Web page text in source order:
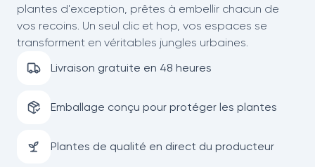
plantes d'exception, prêtes à embellir chacun de
vos recoins. Un seul clic et hop, vos espaces se
transforment en véritables jungles urbaines.
Livraison gratuite en 48 heures
Emballage conçu pour protéger les plantes
Plantes de qualité en direct du producteur